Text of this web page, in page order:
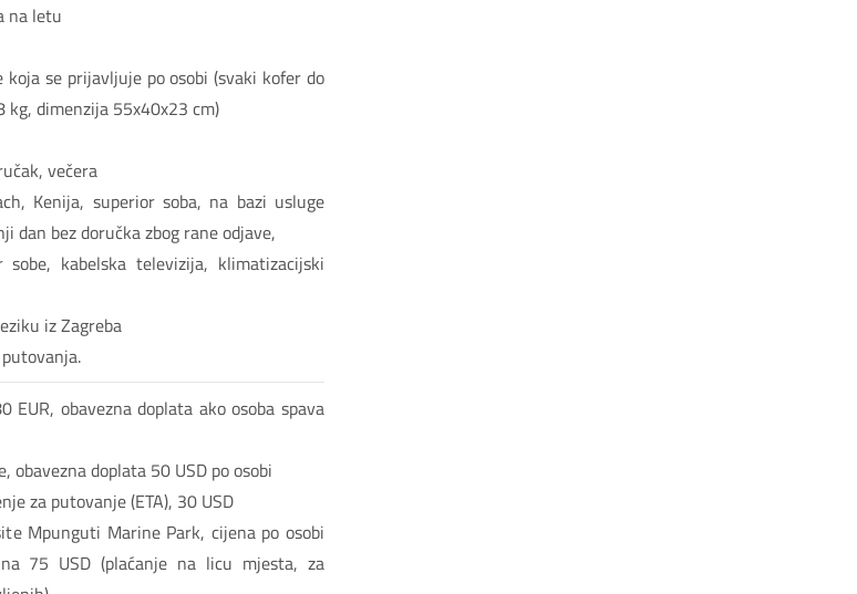
na letu
se prijavljuje po osobi (svaki kofer do
kg, dimenzija 55x40x23 cm)
večera
Kenija, superior soba, na bazi usluge
dan bez doručka zbog rane odjave,
kabelska televizija, klimatizacijski
iz Zagreba
obavezna doplata ako osoba spava
obavezna doplata 50 USD po osobi
za putovanje (ETA), 30 USD
Mpunguti Marine Park, cijena po osobi
75 USD (plaćanje na licu mjesta, za